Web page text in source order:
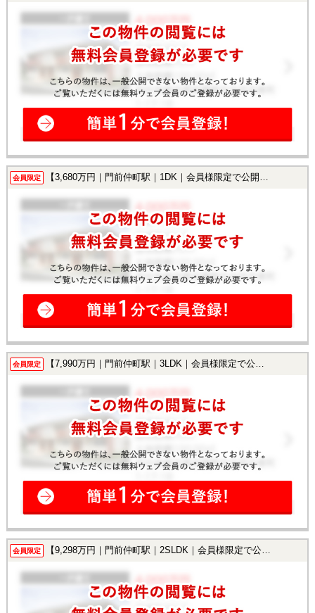
会員限定 【3,680万円｜門前仲町駅｜1DK｜会員様限定で公開中！】
会員限定 【7,990万円｜門前仲町駅｜3LDK｜会員様限定で公開中！】
会員限定 【9,298万円｜門前仲町駅｜2SLDK｜会員様限定で公開中！】